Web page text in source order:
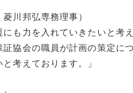
川邦弘専務理事）
にも力を入れていきたいと
協会の職員が計画の策定に
考えております。」